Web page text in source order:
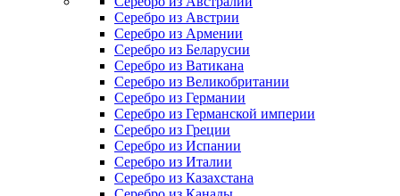
Серебро из Австрии
Серебро из Армении
Серебро из Беларусии
Серебро из Ватикана
Серебро из Великобритании
Серебро из Германии
Серебро из Германской империи
Серебро из Греции
Серебро из Испании
Серебро из Италии
Серебро из Казахстана